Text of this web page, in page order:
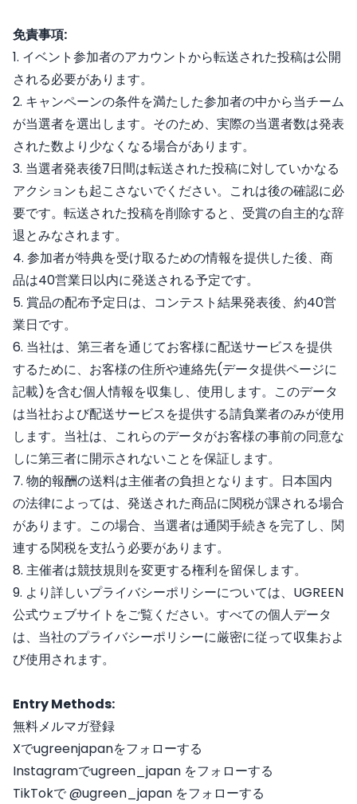
免責事項:
1. イベント参加者のアカウントから転送された投稿は公開
される必要があります。
2. キャンペーンの条件を満たした参加者の中から当チーム
が当選者を選出します。そのため、実際の当選者数は発表
された数より少なくなる場合があります。
3. 当選者発表後7日間は転送された投稿に対していかなる
アクションも起こさないでください。これは後の確認に必
要です。転送された投稿を削除すると、受賞の自主的な辞
退とみなされます。
4. 参加者が特典を受け取るための情報を提供した後、商
品は40営業日以内に発送される予定です。
5. 賞品の配布予定日は、コンテスト結果発表後、約40営
業日です。
6. 当社は、第三者を通じてお客様に配送サービスを提供
するために、お客様の住所や連絡先(データ提供ページに
記載)を含む個人情報を収集し、使用します。このデータ
は当社および配送サービスを提供する請負業者のみが使用
します。当社は、これらのデータがお客様の事前の同意な
しに第三者に開示されないことを保証します。
7. 物的報酬の送料は主催者の負担となります。日本国内
の法律によっては、発送された商品に関税が課される場合
があります。この場合、当選者は通関手続きを完了し、関
連する関税を支払う必要があります。
8. 主催者は競技規則を変更する権利を留保します。
9. より詳しいプライバシーポリシーについては、UGREEN
公式ウェブサイトをご覧ください。すべての個人データ
は、当社のプライバシーポリシーに厳密に従って収集およ
び使用されます。
Entry Methods:
無料メルマガ登録
Xでugreenjapanをフォローする
Instagramでugreen_japan をフォローする
TikTokで @ugreen_japan をフォローする